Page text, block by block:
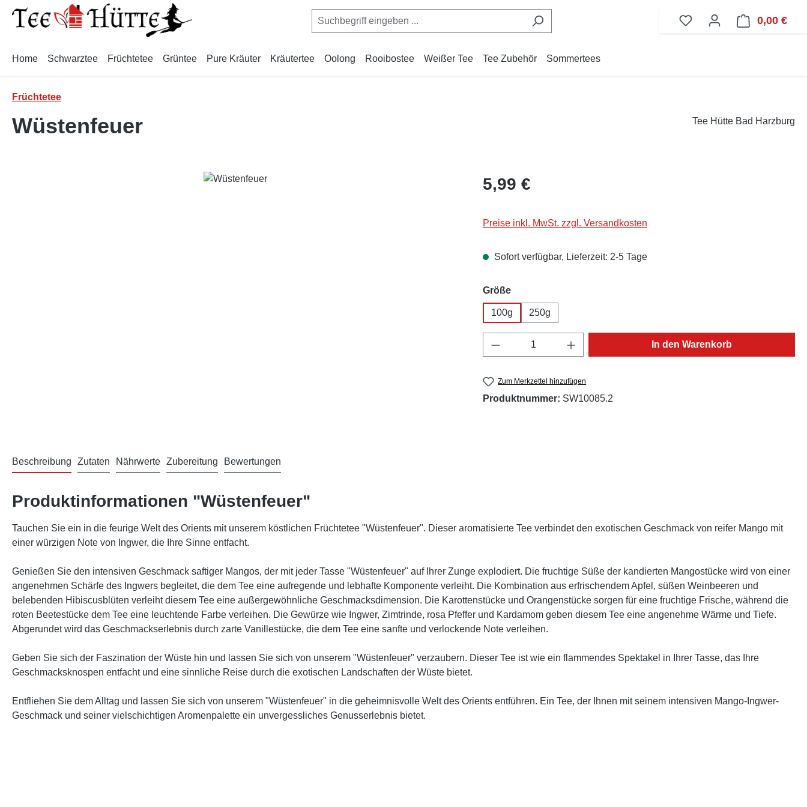
Hauptinhalt springen
Zur Suche springen
Zur Hauptnavigation springen
0,00 €
Home Schwarztee Früchtetee Grüntee Pure Kräuter Kräutertee Oolong Rooibostee Weißer Tee Tee Zubehör Sommertees
Früchtetee
Wüstenfeuer Tee Hütte Bad Harzburg
Regulärer Preis:
5,99 €
Preise inkl. MwSt. zzgl. Versandkosten
Sofort verfügbar, Lieferzeit: 2-5 Tage
Größeauswählen
100g 250g
Produkt Anzahl: Gib den gewünschten Wert ein
In den Warenkorb
Zum Merkzettel hinzufügen
Produktnummer: SW10085.2
Beschreibung Zutaten Nährwerte Zubereitung Bewertungen
Produktinformationen "Wüstenfeuer"
Tauchen Sie ein in die feurige Welt des Orients mit unserem köstlichen Früchtetee "Wüstenfeuer". Dieser aromatisierte Tee verbindet den exotischen Geschmack von reifer Mango mit
einer würzigen Note von Ingwer, die Ihre Sinne entfacht.
Genießen Sie den intensiven Geschmack saftiger Mangos, der mit jeder Tasse "Wüstenfeuer" auf Ihrer Zunge explodiert. Die fruchtige Süße der kandierten Mangostücke wird von einer
angenehmen Schärfe des Ingwers begleitet, die dem Tee eine aufregende und lebhafte Komponente verleiht. Die Kombination aus erfrischendem Apfel, süßen Weinbeeren und
belebenden Hibiscusblüten verleiht diesem Tee eine außergewöhnliche Geschmacksdimension. Die Karottenstücke und Orangenstücke sorgen für eine fruchtige Frische, während die
roten Beetestücke dem Tee eine leuchtende Farbe verleihen. Die Gewürze wie Ingwer, Zimtrinde, rosa Pfeffer und Kardamom geben diesem Tee eine angenehme Wärme und Tiefe.
Abgerundet wird das Geschmackserlebnis durch zarte Vanillestücke, die dem Tee eine sanfte und verlockende Note verleihen.
Geben Sie sich der Faszination der Wüste hin und lassen Sie sich von unserem "Wüstenfeuer" verzaubern. Dieser Tee ist wie ein flammendes Spektakel in Ihrer Tasse, das Ihre
Geschmacksknospen entfacht und eine sinnliche Reise durch die exotischen Landschaften der Wüste bietet.
Entfliehen Sie dem Alltag und lassen Sie sich von unserem "Wüstenfeuer" in die geheimnisvolle Welt des Orients entführen. Ein Tee, der Ihnen mit seinem intensiven Mango-Ingwer-
Geschmack und seiner vielschichtigen Aromenpalette ein unvergessliches Genusserlebnis bietet.